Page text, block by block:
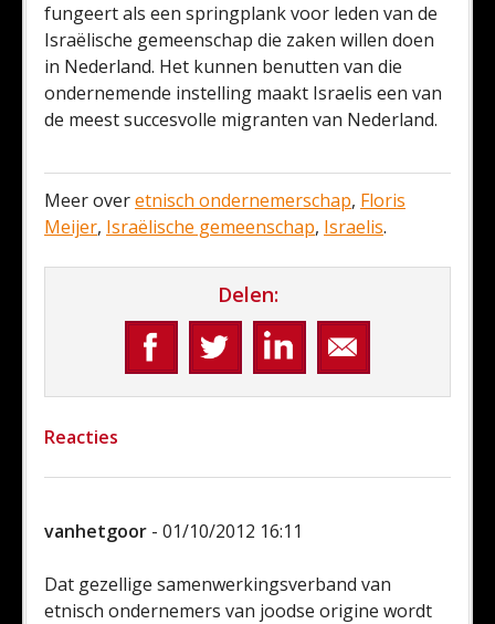
fungeert als een springplank voor leden van de
Israëlische gemeenschap die zaken willen doen
in Nederland. Het kunnen benutten van die
ondernemende instelling maakt Israelis een van
de meest succesvolle migranten van Nederland.
Meer overetnisch ondernemerschap, Floris
Meijer, Israëlische gemeenschap, Israelis.
Delen:
Reacties
vanhetgoor - 01/10/2012 16:11
Dat gezellige samenwerkingsverband van
etnisch ondernemers van joodse origine wordt